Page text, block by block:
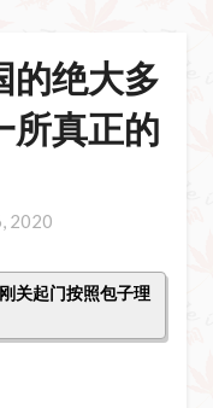
的绝大多
所真正的
2020
关起门按照包子理